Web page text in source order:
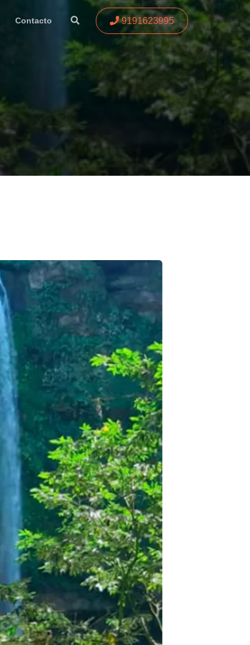
Contacto 9191623995